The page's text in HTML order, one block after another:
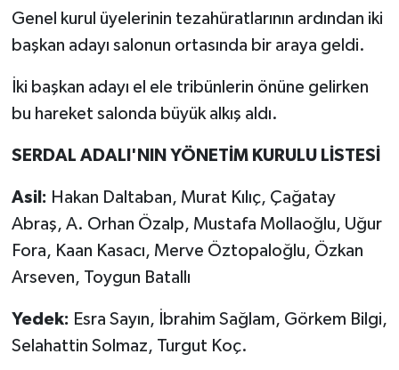
Genel kurul üyelerinin tezahüratlarının ardından iki
başkan adayı salonun ortasında bir araya geldi.
İki başkan adayı el ele tribünlerin önüne gelirken
bu hareket salonda büyük alkış aldı.
SERDAL ADALI'NIN YÖNETİM KURULU LİSTESİ
Asil: Hakan Daltaban, Murat Kılıç, Çağatay
Abraş, A. Orhan Özalp, Mustafa Mollaoğlu, Uğur
Fora, Kaan Kasacı, Merve Öztopaloğlu, Özkan
Arseven, Toygun Batallı
Yedek: Esra Sayın, İbrahim Sağlam, Görkem Bilgi,
Selahattin Solmaz, Turgut Koç.